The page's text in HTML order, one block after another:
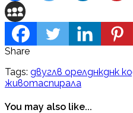
Share
Tags: двуглв орелднкднк
животаспирала
You may also like...